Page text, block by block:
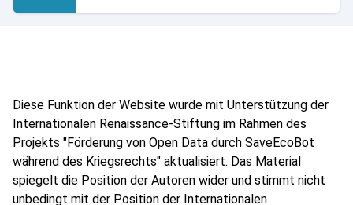
Diese Funktion der Website wurde mit Unterstützung der
Internationalen Renaissance-Stiftung im Rahmen des
Projekts "Förderung von Open Data durch SaveEcoBot
während des Kriegsrechts" aktualisiert. Das Material
spiegelt die Position der Autoren wider und stimmt nicht
unbedingt mit der Position der Internationalen